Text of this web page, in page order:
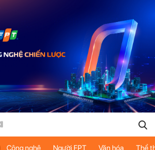
Công nghệ Người FPT Văn hóa Thể